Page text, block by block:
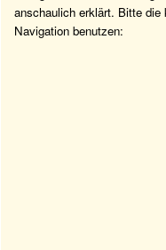
anschaulich erklärt. Bitte die
Navigation benutzen: